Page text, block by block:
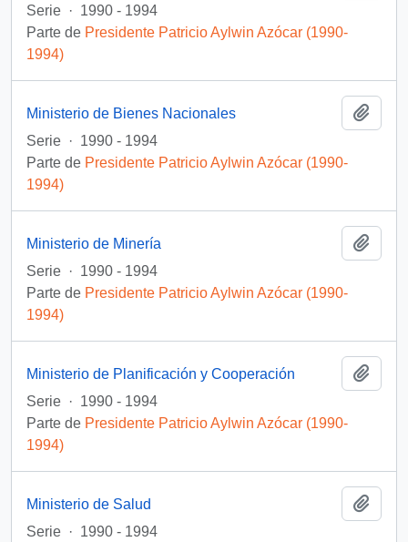
Serie · 1990 - 1994
Parte de Presidente Patricio Aylwin Azócar (1990-
1994)
Ministerio de Bienes Nacionales
Serie · 1990 - 1994
Parte de Presidente Patricio Aylwin Azócar (1990-
1994)
Ministerio de Minería
Serie · 1990 - 1994
Parte de Presidente Patricio Aylwin Azócar (1990-
1994)
Ministerio de Planificación y Cooperación
Serie · 1990 - 1994
Parte de Presidente Patricio Aylwin Azócar (1990-
1994)
Ministerio de Salud
Serie · 1990 - 1994